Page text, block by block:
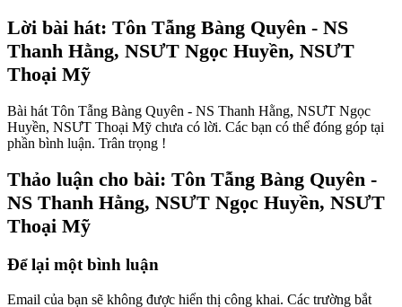
Lời bài hát: Tôn Tẫng Bàng Quyên - NS
Thanh Hằng, NSƯT Ngọc Huyền, NSƯT
Thoại Mỹ
Bài hát Tôn Tẫng Bàng Quyên - NS Thanh Hằng, NSƯT Ngọc
Huyền, NSƯT Thoại Mỹ chưa có lời. Các bạn có thể đóng góp tại
phần bình luận. Trân trọng !
Thảo luận cho bài: Tôn Tẫng Bàng Quyên -
NS Thanh Hằng, NSƯT Ngọc Huyền, NSƯT
Thoại Mỹ
Để lại một bình luận
Email của bạn sẽ không được hiển thị công khai. Các trường bắt